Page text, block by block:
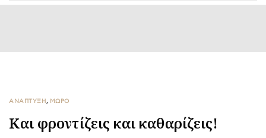
ΑΝΑΠΤΥΞΗ, ΜΩΡΟ
Και φροντίζεις και καθαρίζεις!